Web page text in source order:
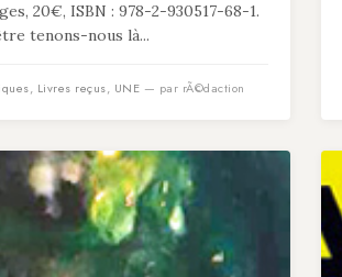
20€, ISBN : 978-2-930517-68-1.
tenons-nous là...
, Livres reçus, UNE — par rÃ©daction